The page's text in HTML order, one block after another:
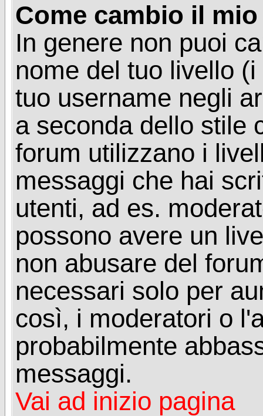
Come cambio il
In genere non puoi
nome del tuo livello
tuo username negli
a seconda dello stile
forum utilizzano i
messaggi che hai
utenti, ad es.
possono avere un
non abusare del
necessari solo per
così, i moderatori o
probabilmente
messaggi.
Vai ad inizio pagina